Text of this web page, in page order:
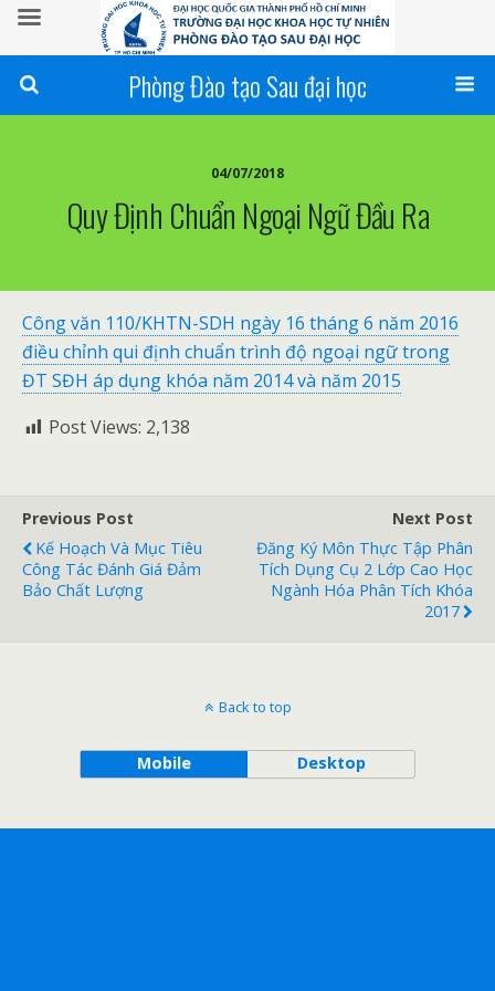
Phòng Đào tạo Sau đại học
04/07/2018
Quy Định Chuẩn Ngoại Ngữ Đầu Ra
Công văn 110/KHTN-SDH ngày 16 tháng 6 năm 2016
điều chỉnh qui định chuẩn trình độ ngoại ngữ trong
ĐT SĐH áp dụng khóa năm 2014 và năm 2015
Post Views: 2,138
Previous Post
Kế Hoạch Và Mục Tiêu
Công Tác Đánh Giá Đảm
Bảo Chất Lượng
Next Post
Đăng Ký Môn Thực Tập Phân
Tích Dụng Cụ 2 Lớp Cao Học
Ngành Hóa Phân Tích Khóa
2017
Back to top
Mobile Desktop